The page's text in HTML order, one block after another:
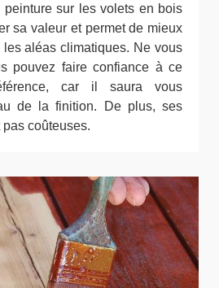
peinture sur les volets en bois
sa valeur et permet de mieux
les aléas climatiques. Ne vous
pouvez faire confiance à ce
car il saura vous
de la finition. De plus, ses
coûteuses.